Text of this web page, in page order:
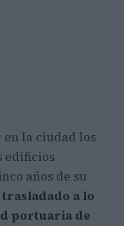
la ciudad los
edificios
años de su
a lo
portuaria de